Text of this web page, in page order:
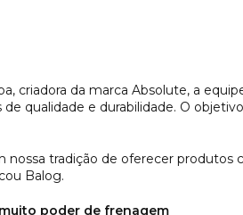
criadora da marca Absolute, a
qualidade e durabilidade. O
nossa tradição de oferecer
Balog.
poder de frenagem